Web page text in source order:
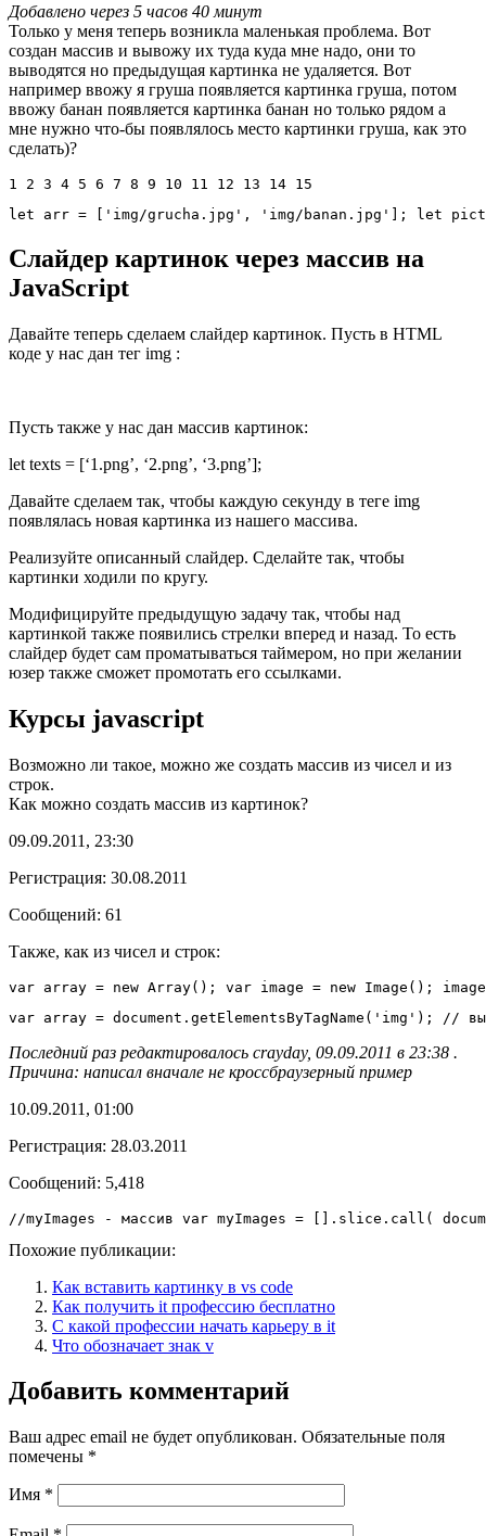
Добавлено через 5 часов 40 минут
Только у меня теперь возникла маленькая проблема. Вот
создан массив и вывожу их туда куда мне надо, они то
выводятся но предыдущая картинка не удаляется. Вот
например ввожу я груша появляется картинка груша, потом
ввожу банан появляется картинка банан но только рядом а
мне нужно что-бы появлялось место картинки груша, как это
сделать)?
1 2 3 4 5 6 7 8 9 10 11 12 13 14 15
let arr = 'img/grucha.jpg' , 'img/banan.jpg' ; let
Слайдер картинок через массив на
JavaScript
Давайте теперь сделаем слайдер картинок. Пусть в HTML
коде у нас дан тег img :
Пусть также у нас дан массив картинок:
let texts = [‘1.png’, ‘2.png’, ‘3.png’];
Давайте сделаем так, чтобы каждую секунду в теге img
появлялась новая картинка из нашего массива.
Реализуйте описанный слайдер. Сделайте так, чтобы
картинки ходили по кругу.
Модифицируйте предыдущую задачу так, чтобы над
картинкой также появились стрелки вперед и назад. То есть
слайдер будет сам проматываться таймером, но при желании
юзер также сможет промотать его ссылками.
Курсы javascript
Возможно ли такое, можно же создать массив из чисел и из
строк.
Как можно создать массив из картинок?
09.09.2011, 23:30
Регистрация: 30.08.2011
Сообщений: 61
Также, как из чисел и строк:
var array = new Array(); var image = new Image();
var array = document.getElementsByTagName('img'); //
Последний раз редактировалось crayday, 09.09.2011 в 23:38 .
Причина: написал вначале не кроссбраузерный пример
10.09.2011, 01:00
Регистрация: 28.03.2011
Сообщений: 5,418
//myImages - массив var myImages = [].slice.call(
Похожие публикации:
Как вставить картинку в vs code
Как получить it профессию бесплатно
С какой профессии начать карьеру в it
Что обозначает знак v
Добавить комментарий
Ваш адрес email не будет опубликован. Обязательные поля
помечены *
Имя *